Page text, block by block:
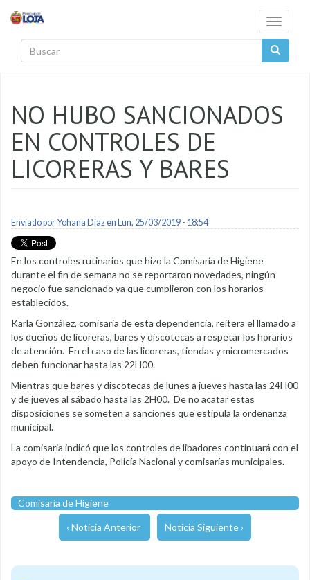
Toggle
NO HUBO SANCIONADOS
EN CONTROLES DE
LICORERAS Y BARES
Enviado porYohana Diazen Lun, 25/03/2019 - 18:54
En los controles rutinarios que hizo la Comisaría de Higiene
durante el fin de semana no se reportaron novedades, ningún
negocio fue sancionado ya que cumplieron con los horarios
establecidos.
Karla González, comisaria de esta dependencia, reitera el llamado a
los dueños de licoreras, bares y discotecas a respetar los horarios
de atención. En el caso de las licoreras, tiendas y micromercados
deben funcionar hasta las 22H00.
Mientras que bares y discotecas de lunes a jueves hasta las 24H00
y de jueves al sábado hasta las 2H00. De no acatar estas
disposiciones se someten a sanciones que estipula la ordenanza
municipal.
La comisaria indicó que los controles de libadores continuará con el
apoyo de Intendencia, Policía Nacional y comisarías municipales.
Comisaria de Higiene
‹ Noticia Anterior Noticia Siguiente ›